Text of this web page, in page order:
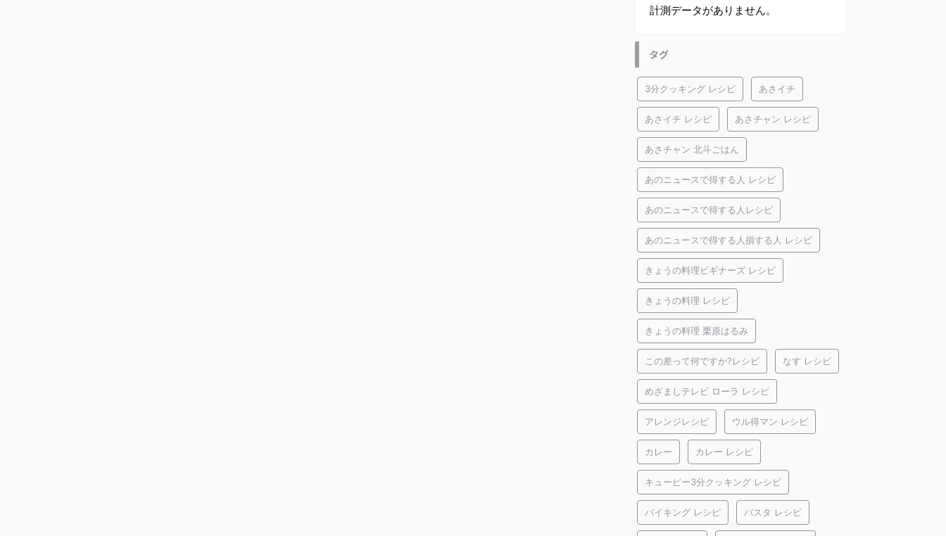
計測データがありません。
タグ
3分クッキング レシピ あさイチ
あさイチ レシピ あさチャン レシピ
あさチャン 北斗ごはん
あのニュースで得する人 レシピ
あのニュースで得する人レシピ
あのニュースで得する人損する人 レシピ
きょうの料理ビギナーズ レシピ
きょうの料理 レシピ
きょうの料理 栗原はるみ
この差って何ですか?レシピ なす レシピ
めざましテレビ ローラ レシピ
アレンジレシピ ウル得マン レシピ
カレー カレー レシピ
キューピー3分クッキング レシピ
バイキング レシピ パスタ レシピ